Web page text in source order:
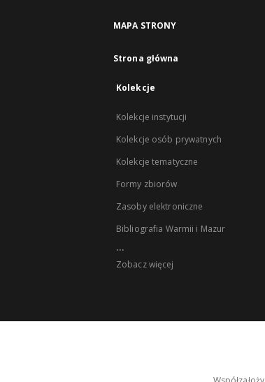
MAPA STRONY
Strona główna
Kolekcje
Kolekcje instytucji
Kolekcje osób prywatnych
Kolekcje tematyczne
Formy zbiorów
Zasoby elektroniczne
Bibliografia Warmii i Mazur
...
Zobacz więcej